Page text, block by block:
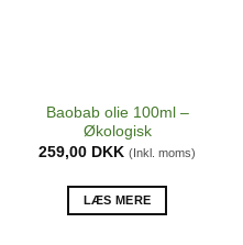
Baobab olie 100ml –
Økologisk
259,00 DKK (Inkl. moms)
LÆS MERE